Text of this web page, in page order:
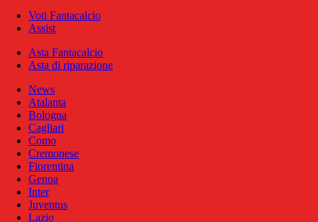
Voti Fantacalcio
Assist
Asta Fantacalcio
Asta di riparazione
News
Atalanta
Bologna
Cagliari
Como
Cremonese
Fiorentina
Genoa
Inter
Juventus
Lazio